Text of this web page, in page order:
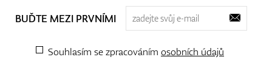
BUĎTE MEZI PRVNÍMI
Souhlasím se zpracováním osobních údajů